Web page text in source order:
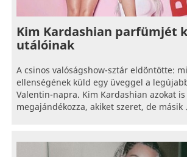
Kim Kardashian parfümjét
utálóinak
A csinos valóságshow-sztár eldöntötte:
ellenségének küld egy üveggel a
Valentin-napra. Kim Kardashian azokat is
megajándékozza, akiket szeret, de másik